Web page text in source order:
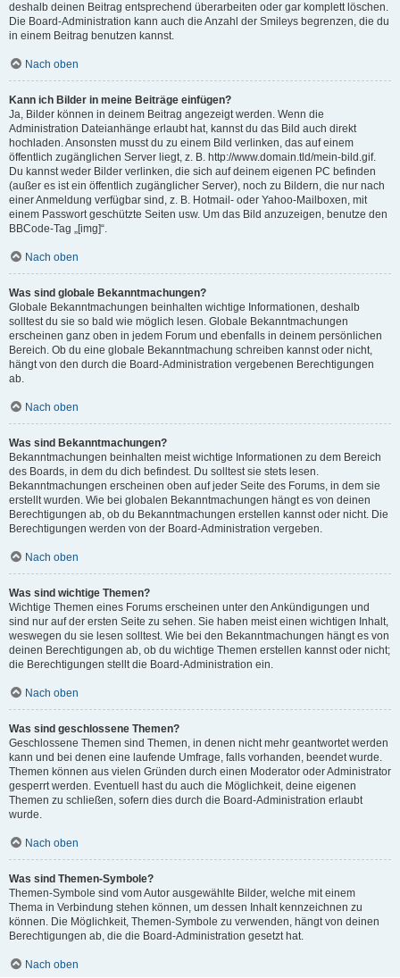
deshalb deinen Beitrag entsprechend überarbeiten oder gar komplett löschen.
Die Board-Administration kann auch die Anzahl der Smileys begrenzen, die du
in einem Beitrag benutzen kannst.
Nach oben
Kann ich Bilder in meine Beiträge einfügen?
Ja, Bilder können in deinem Beitrag angezeigt werden. Wenn die
Administration Dateianhänge erlaubt hat, kannst du das Bild auch direkt
hochladen. Ansonsten musst du zu einem Bild verlinken, das auf einem
öffentlich zugänglichen Server liegt, z. B. http://www.domain.tld/mein-bild.gif.
Du kannst weder Bilder verlinken, die sich auf deinem eigenen PC befinden
(außer es ist ein öffentlich zugänglicher Server), noch zu Bildern, die nur nach
einer Anmeldung verfügbar sind, z. B. Hotmail- oder Yahoo-Mailboxen, mit
einem Passwort geschützte Seiten usw. Um das Bild anzuzeigen, benutze den
BBCode-Tag „[img]“.
Nach oben
Was sind globale Bekanntmachungen?
Globale Bekanntmachungen beinhalten wichtige Informationen, deshalb
solltest du sie so bald wie möglich lesen. Globale Bekanntmachungen
erscheinen ganz oben in jedem Forum und ebenfalls in deinem persönlichen
Bereich. Ob du eine globale Bekanntmachung schreiben kannst oder nicht,
hängt von den durch die Board-Administration vergebenen Berechtigungen
ab.
Nach oben
Was sind Bekanntmachungen?
Bekanntmachungen beinhalten meist wichtige Informationen zu dem Bereich
des Boards, in dem du dich befindest. Du solltest sie stets lesen.
Bekanntmachungen erscheinen oben auf jeder Seite des Forums, in dem sie
erstellt wurden. Wie bei globalen Bekanntmachungen hängt es von deinen
Berechtigungen ab, ob du Bekanntmachungen erstellen kannst oder nicht. Die
Berechtigungen werden von der Board-Administration vergeben.
Nach oben
Was sind wichtige Themen?
Wichtige Themen eines Forums erscheinen unter den Ankündigungen und
sind nur auf der ersten Seite zu sehen. Sie haben meist einen wichtigen Inhalt,
weswegen du sie lesen solltest. Wie bei den Bekanntmachungen hängt es von
deinen Berechtigungen ab, ob du wichtige Themen erstellen kannst oder nicht;
die Berechtigungen stellt die Board-Administration ein.
Nach oben
Was sind geschlossene Themen?
Geschlossene Themen sind Themen, in denen nicht mehr geantwortet werden
kann und bei denen eine laufende Umfrage, falls vorhanden, beendet wurde.
Themen können aus vielen Gründen durch einen Moderator oder Administrator
gesperrt werden. Eventuell hast du auch die Möglichkeit, deine eigenen
Themen zu schließen, sofern dies durch die Board-Administration erlaubt
wurde.
Nach oben
Was sind Themen-Symbole?
Themen-Symbole sind vom Autor ausgewählte Bilder, welche mit einem
Thema in Verbindung stehen können, um dessen Inhalt kennzeichnen zu
können. Die Möglichkeit, Themen-Symbole zu verwenden, hängt von deinen
Berechtigungen ab, die die Board-Administration gesetzt hat.
Nach oben